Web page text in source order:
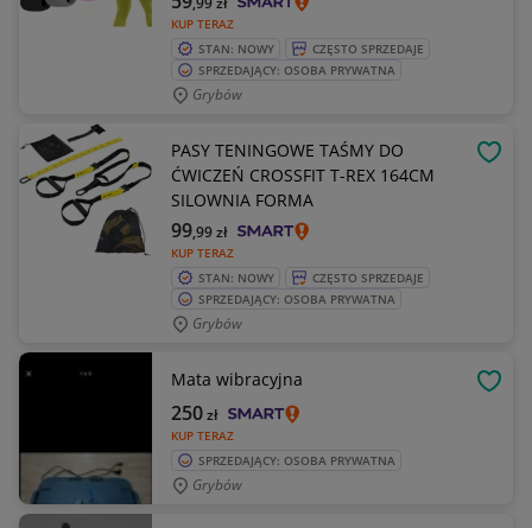
KUP TERAZ
STAN: NOWY
CZĘSTO SPRZEDAJE
SPRZEDAJĄCY: OSOBA PRYWATNA
Grybów
PASY TENINGOWE TAŚMY DO
ĆWICZEŃ CROSSFIT T-REX 164CM
SILOWNIA FORMA
KUP TERAZ
99,99zł
STAN: NOWY
CZĘSTO SPRZEDAJE
SPRZEDAJĄCY: OSOBA PRYWATNA
Grybów
Mata wibracyjna
KUP TERAZ
250zł
SPRZEDAJĄCY: OSOBA PRYWATNA
Grybów